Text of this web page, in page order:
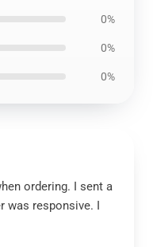
0%
0%
0%
ordering. I sent a
was responsive. I